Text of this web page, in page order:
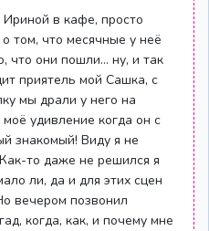
в кафе, просто
том, что месячные у неё
что они пошли… ну, и так
приятель мой Сашка, с
мы драли у него на
удивление когда он с
знакомый! Виду я не
то даже не решился я
ли, да и для этих сцен
вечером позвонил
когда, как, и почему мне